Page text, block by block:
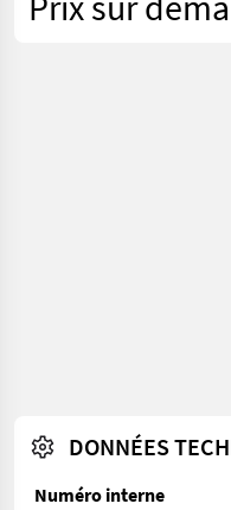
DONNÉES
Numéro interne